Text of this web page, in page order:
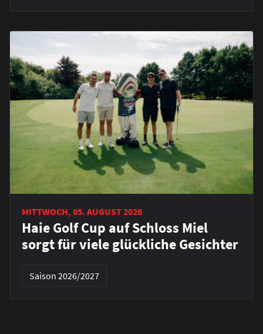
MITTWOCH, 05. AUGUST 2026
Haie Golf Cup auf Schloss Miel
sorgt für viele glückliche Gesichter
Saison 2026/2027